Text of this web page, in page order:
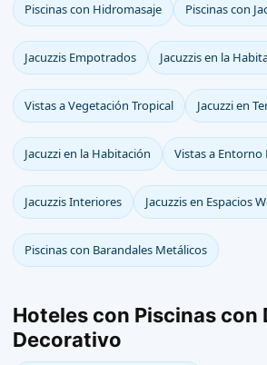
Piscinas con Hidromasaje Piscinas con
Jacuzzis Empotrados Jacuzzis en la
Vistas a Vegetación Tropical Jacuzzi en
Jacuzzi en la Habitación Vistas a Entorno
Jacuzzis Interiores Jacuzzis en Espacios
Piscinas con Barandales Metálicos
Hoteles con Piscinas con
Decorativo